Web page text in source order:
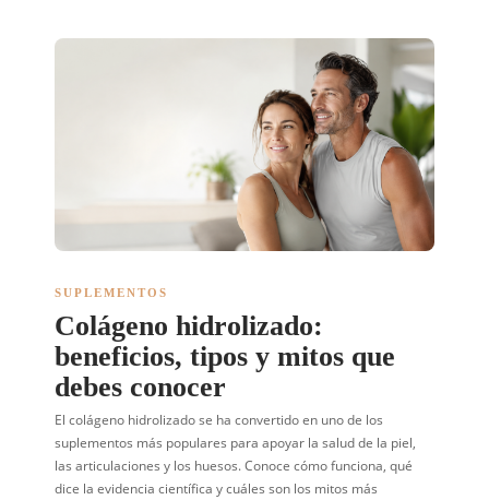
SUPLEMENTOS
Colágeno hidrolizado:
beneficios, tipos y mitos que
debes conocer
El colágeno hidrolizado se ha convertido en uno de los
suplementos más populares para apoyar la salud de la piel,
las articulaciones y los huesos. Conoce cómo funciona, qué
dice la evidencia científica y cuáles son los mitos más